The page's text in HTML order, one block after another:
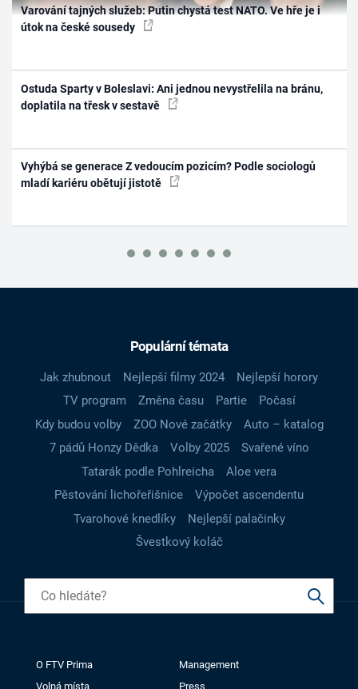
Varování tajných služeb: Putin chystá test NATO. Ve hře je i
útok na české sousedy
Ostuda Sparty v Boleslavi: Ani jednou nevystřelila na bránu,
doplatila na třesk v sestavě
Vyhýbá se generace Z vedoucím pozicím? Podle sociologů
mladí kariéru obětují jistotě
Populární témata
Jak zhubnout Nejlepší filmy 2024
Nejlepší horory
TV program
Změna času Partie
Počasí
Kdy budou volby
ZOO Nové začátky
Auto – katalog
7 pádů Honzy Dědka
Volby 2025
Svařené víno
Tatarák podle Pohlreicha
Aloe vera
Pěstování lichořeřišnice
Výpočet ascendentu
Tvarohové knedlíky
Nejlepší palačinky
Švestkový koláč
O FTV Prima
Management
Volná místa
Press